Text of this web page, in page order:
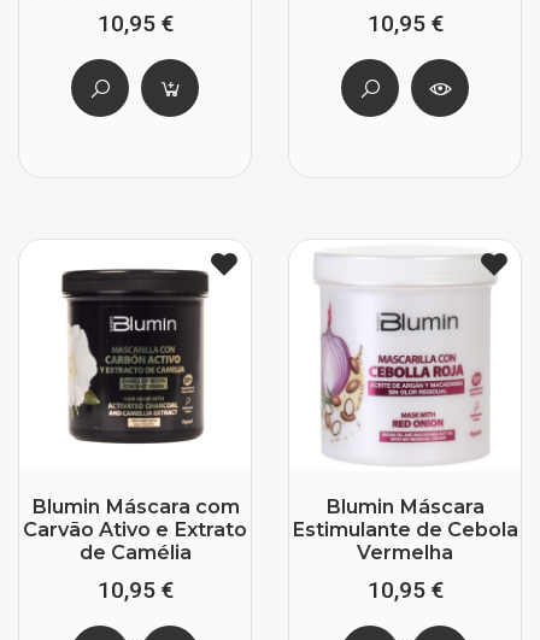
10,95 € 10,95 €
Blumin Máscara com
Carvão Ativo e Extrato
de Camélia
10,95 €
Blumin Máscara
Estimulante de Cebola
Vermelha
10,95 €